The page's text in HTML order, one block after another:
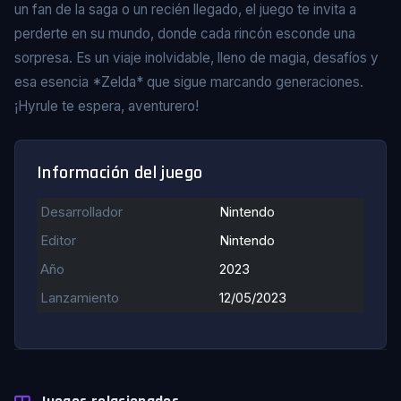
un fan de la saga o un recién llegado, el juego te invita a
perderte en su mundo, donde cada rincón esconde una
sorpresa. Es un viaje inolvidable, lleno de magia, desafíos y
esa esencia *Zelda* que sigue marcando generaciones.
¡Hyrule te espera, aventurero!
Información del juego
Desarrollador
Nintendo
Editor
Nintendo
Año
2023
Lanzamiento
12/05/2023